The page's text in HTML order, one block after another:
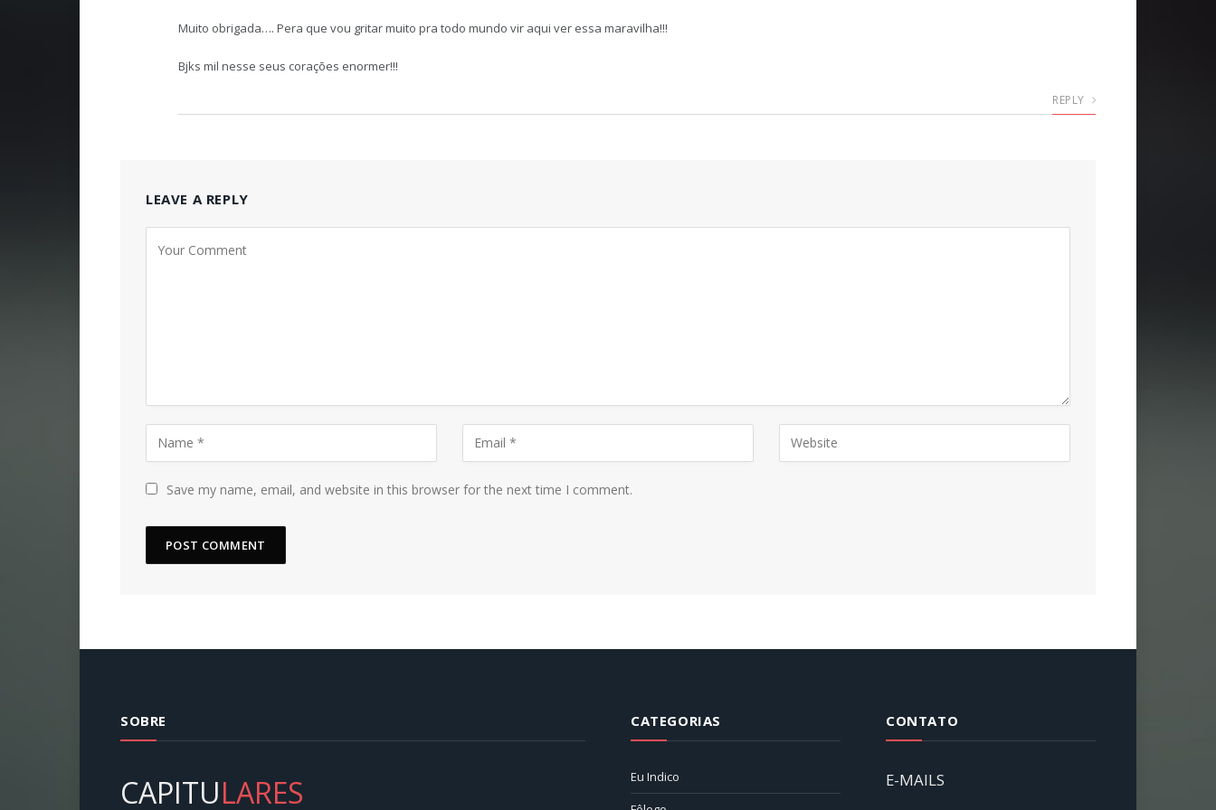
Muito obrigada…. Pera que vou gritar muito pra todo mundo vir aqui ver essa maravilha!!!
Bjks mil nesse seus corações enormer!!!
REPLY
LEAVE A REPLY
Save my name, email, and website in this browser for the next time I comment.
SOBRE
CAPITULARES
CATEGORIAS
Eu Indico
CONTATO
E-MAILS